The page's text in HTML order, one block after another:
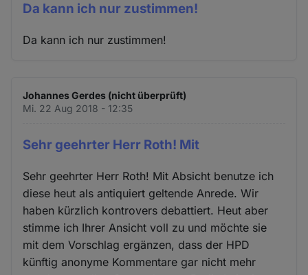
Da kann ich nur zustimmen!
Da kann ich nur zustimmen!
Johannes Gerdes (nicht überprüft)
Mi. 22 Aug 2018 - 12:35
Sehr geehrter Herr Roth! Mit
Sehr geehrter Herr Roth! Mit Absicht benutze ich
diese heut als antiquiert geltende Anrede. Wir
haben kürzlich kontrovers debattiert. Heut aber
stimme ich Ihrer Ansicht voll zu und möchte sie
mit dem Vorschlag ergänzen, dass der HPD
künftig anonyme Kommentare gar nicht mehr